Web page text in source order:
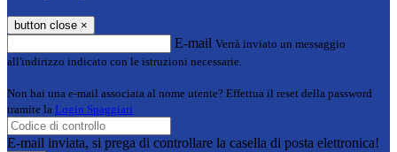
button close ×
E-mail Verrà inviato un messaggio
all'indirizzo indicato con le istruzioni necessarie.
Non hai una e-mail associata al nome utente? Effettua il reset della password
tramite la Login Spaggiari
E-mail inviata, si prega di controllare la casella di posta elettronica!